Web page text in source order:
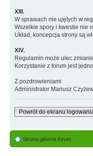
XIII.
W sprawach nie ujętych w
Wszelkie spory i kwestie nie
Układ, koncepcja strony są
XIV.
Regulamin może ulec
Korzystanie z forum jest
Z pozdrowieniami
Administrator Mariusz
Powrót do ekranu
Strona główna forum